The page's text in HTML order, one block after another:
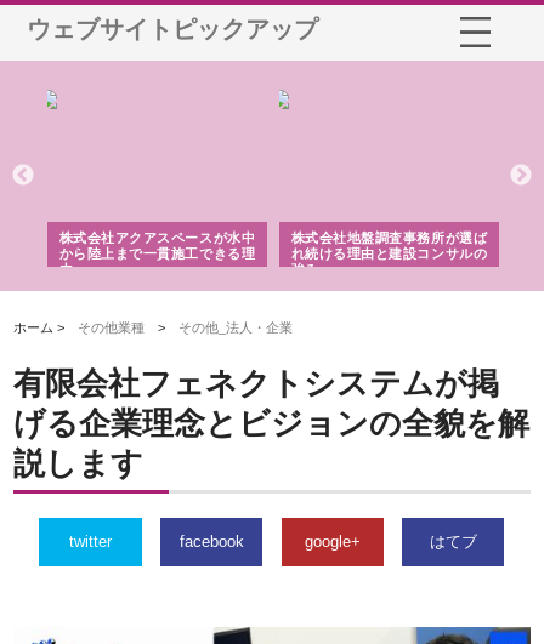
ウェブサイトピックアップ
株式会社アクアスペースが水中
から陸上まで一貫施工できる理
由
株式会社地盤調査事務所が選ば
れ続ける理由と建設コンサルの
強み
ホーム > その他業種 > その他_法人・企業
有限会社フェネクトシステムが掲
げる企業理念とビジョンの全貌を解
説します
twitter facebook google+ はてブ